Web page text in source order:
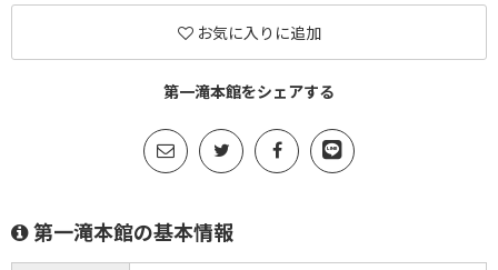
お気に入りに追加
第一滝本館をシェアする
第一滝本館の基本情報